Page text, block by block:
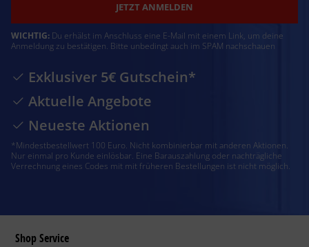
JETZT ANMELDEN
WICHTIG: Du erhälst im Anschluss eine E-Mail mit einem Link, um deine
Anmeldung zu bestätigen. Bitte unbedingt auch im SPAM nachschauen
Exklusiver 5€ Gutschein*
Aktuelle Angebote
Neueste Aktionen
*Mindestbestellwert 100 Euro. Nicht kombinierbar mit anderen Aktionen.
Nur einmal pro Kunde einlösbar. Eine Barauszahlung oder nachträgliche
Verrechnung eines Codes mit mit früheren Bestellungen ist nicht möglich.
Shop Service